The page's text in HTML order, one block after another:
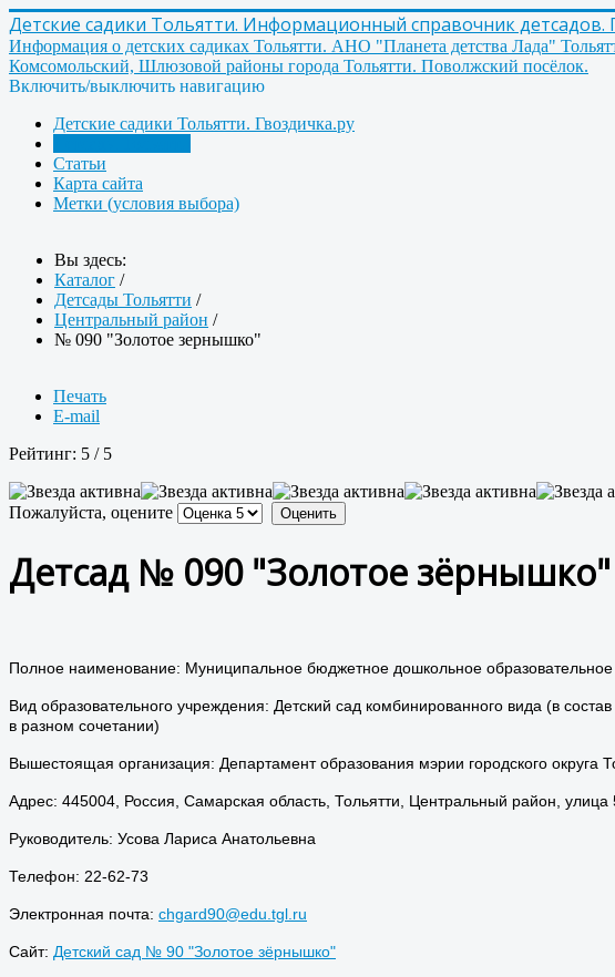
Детские садики Тольятти. Информационный справочник детсадов.
Информация о детских садиках Тольятти. АНО "Планета детства Лада"
Комсомольский, Шлюзовой районы города Тольятти. Поволжский посёлок.
Включить/выключить навигацию
Детские садики Тольятти. Гвоздичка.ру
Статьи
Карта сайта
Метки (условия выбора)
Вы здесь:
Каталог /
Детсады Тольятти /
Центральный район /
№ 090 "Золотое зернышко"
Печать
E-mail
Рейтинг: 5 / 5
Пожалуйста, оцените
Детсад № 090 "Золотое зёрнышко"
Полное наименование: Муниципальное бюджетное дошкольное
Вид образовательного учреждения: Детский сад комбинированного вида (в
в разном сочетании)
Вышестоящая организация: Департамент образования мэрии городского округа
Адрес: 445004, Россия, Самарская область, Тольятти, Центральный район,
Руководитель: Усова Лариса Анатольевна
Телефон: 22-62-73
Электронная почта: chgard90@edu.tgl.ru
Сайт: Детский сад № 90 "Золотое зёрнышко"